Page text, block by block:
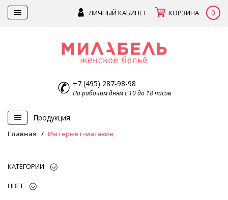
ЛИЧНЫЙ КАБИНЕТ КОРЗИНА 0
+7 (495) 287-98-98
По рабочим дням с 10 до 18 часов
Продукция
Главная Интернет-магазин
КАТЕГОРИИ
ЦВЕТ